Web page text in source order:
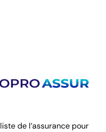
de l’assurance pour